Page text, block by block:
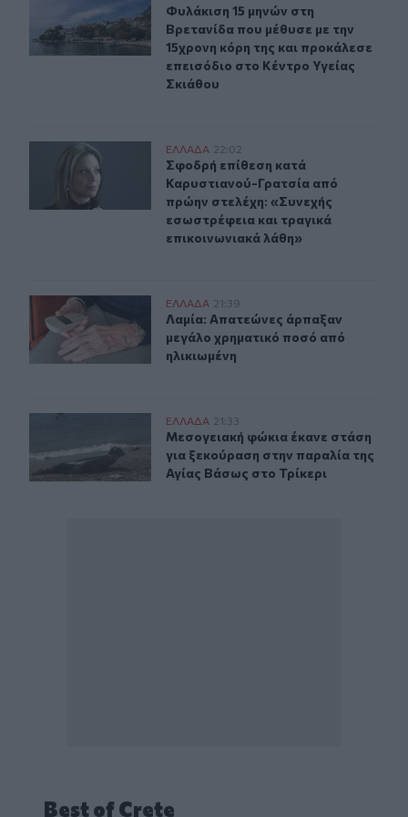
Φυλάκιση 15 μηνών στη Βρετανίδα
Φυλάκιση 15 μηνών στη
Βρετανίδα που μέθυσε με την
15χρονη κόρη της και προκάλεσε
επεισόδιο στο Κέντρο Υγείας
Σκιάθου
Σφοδρή επίθεση κατά Καρυστιανού-Γρατσία από
ΕΛΛAΔΑ 22:02
Σφοδρή επίθεση κατά
Σφοδρή επίθεση κατά
Καρυστιανού-Γρατσία από
πρώην στελέχη: «Συνεχής
εσωστρέφεια και τραγικά
επικοινωνιακά λάθη»
Λαμία: Απατεώνες άρπαξαν μεγάλο χρηματικό ποσό
ΕΛΛAΔΑ 21:39
Λαμία: Απατεώνες άρπαξαν μεγάλο
Λαμία: Απατεώνες άρπαξαν
μεγάλο χρηματικό ποσό από
ηλικιωμένη
Μεσογειακή φώκια έκανε στάση για ξεκούραση στην
ΕΛΛAΔΑ 21:33
Μεσογειακή φώκια έκανε στάση
Μεσογειακή φώκια έκανε στάση
για ξεκούραση στην παραλία της
Αγίας Βάσως στο Τρίκερι
Best of Crete